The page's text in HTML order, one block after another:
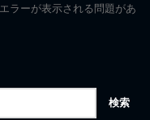
ラーが表示される問題があ